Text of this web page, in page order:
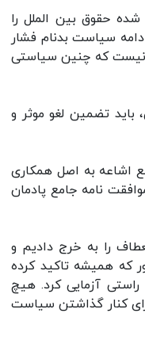
حقوق بین الملل را
سیاست بدنام فشار
نیست که چنین سیاستی
تضمین لغو موثر و
به اصل همکاری
نامه جامع پادمان
را به خرج دادیم و
همیشه تاکید کرده
آزمایی کرد. هیچ
کنار گذاشتن سیاست